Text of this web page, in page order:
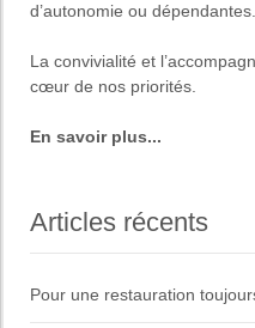
d’autonomie ou dépendantes.
Laconvivialité et
cœur de nos priorités.
En savoir plus...
Articles récents
Pour une restauration